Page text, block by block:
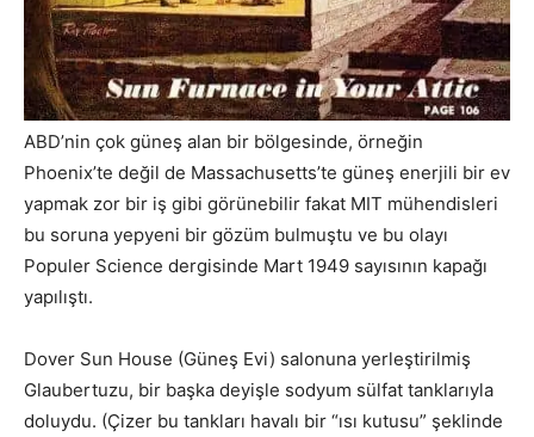
ABD’nin çok güneş alan bir bölgesinde, örneğin
Phoenix’te değil de Massachusetts’te güneş enerjili bir ev
yapmak zor bir iş gibi görünebilir fakat MIT mühendisleri
bu soruna yepyeni bir gözüm bulmuştu ve bu olayı
Populer Science dergisinde Mart 1949 sayısının kapağı
yapılıştı.
Dover Sun House (Güneş Evi) salonuna yerleştirilmiş
Glaubertuzu, bir başka deyişle sodyum sülfat tanklarıyla
doluydu. (Çizer bu tankları havalı bir “ısı kutusu” şeklinde